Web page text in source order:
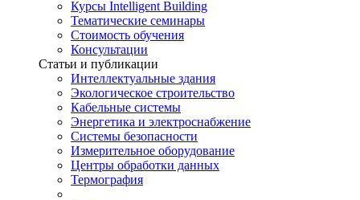
Курсы Intelligent Building
Тематические семинары
Стоимость обучения
Консультации
Статьи и публикации
Интеллектуальные здания
Экологическое строительство
Кабельные системы
Энергетика и электроснабжение
Системы безопасности
Измерительное оборудование
Центры обработки данных
Термография